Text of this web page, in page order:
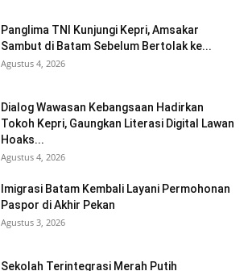
Panglima TNI Kunjungi Kepri, Amsakar
Sambut di Batam Sebelum Bertolak ke...
Agustus 4, 2026
Dialog Wawasan Kebangsaan Hadirkan
Tokoh Kepri, Gaungkan Literasi Digital Lawan
Hoaks...
Agustus 4, 2026
Imigrasi Batam Kembali Layani Permohonan
Paspor di Akhir Pekan
Agustus 3, 2026
Sekolah Terintegrasi Merah Putih